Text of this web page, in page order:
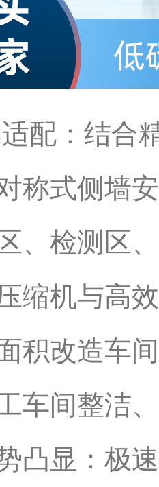
配：结合
称式侧墙
、检测区
缩机与高
积改造车
车间整洁
凸显：极